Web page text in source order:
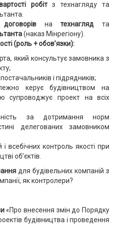
робітз технагляду та
натехнаглядта
(наказ Мінрегіону).
(роль + обов’язки):
який консультує замовника з
і підрядників;
керує будівництвом на
супроводжує проект на всіх
за дотримання норм
делегованих замовником
всебічних контроль якості при
об’єктів.
для будівельних компаній з
як контролери?
«Про внесення змін до Порядку
будівництва і проведення